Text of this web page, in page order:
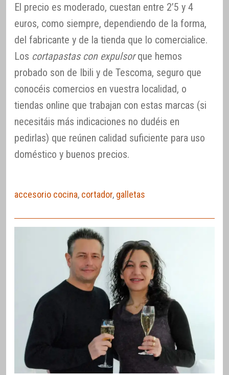
El precio es moderado, cuestan entre 2’5 y 4
euros, como siempre, dependiendo de la forma,
del fabricante y de la tienda que lo comercialice.
Los cortapastas con expulsorque hemos
probado son de Ibili y de Tescoma, seguro que
conocéis comercios en vuestra localidad, o
tiendas online que trabajan con estas marcas (si
necesitáis más indicaciones no dudéis en
pedirlas) que reúnen calidad suficiente para uso
doméstico y buenos precios.
accesorio cocina, cortador, galletas